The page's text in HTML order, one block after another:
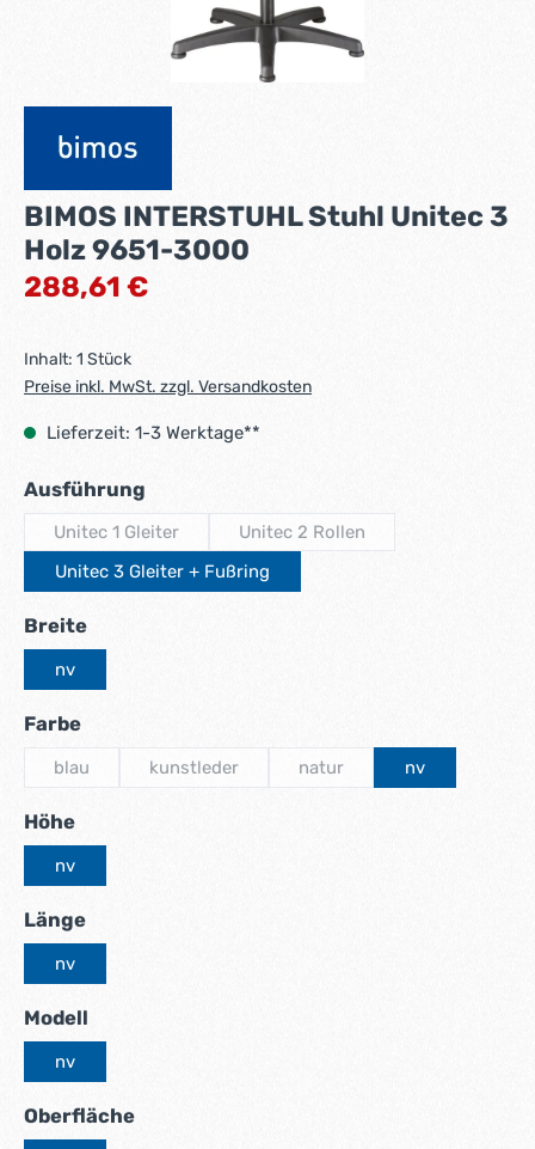
BIMOS INTERSTUHL Stuhl Unitec 3
Holz 9651-3000
Regulärer Preis:
288,61 €
Inhalt: 1 Stück
Preise inkl. MwSt. zzgl. Versandkosten
Lieferzeit: 1-3 Werktage**
Ausführung
Unitec 1 Gleiter Unitec 2 Rollen
Unitec 3 Gleiter + Fußring
Breiteauswählen
nv
Farbeauswählen
blau kunstleder natur nv
Höheauswählen
nv
Längeauswählen
nv
Modell
nv
Oberflächeauswählen